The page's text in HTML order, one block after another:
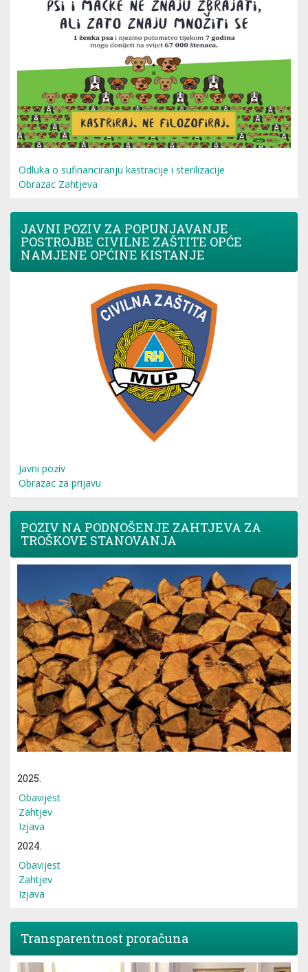
Odluka o sufinanciranju kastracije i sterilizacije
Obrazac Zahtjeva
JAVNI POZIV ZA POPUNJAVANJE
POSTROJBE CIVILNE ZAŠTITE OPĆE
NAMJENE OPĆINE KISTANJE
Javni poziv
Obrazac za prijavu
POZIV NA PODNOŠENJE ZAHTJEVA ZA
TROŠKOVE STANOVANJA
2025.
Obavijest
Zahtjev
Izjava
2024.
Obavijest
Zahtjev
Izjava
Transparentnost proračuna